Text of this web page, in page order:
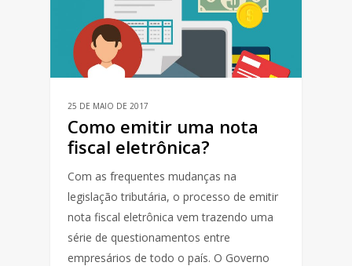
25 DE MAIO DE 2017
Como emitir uma nota
fiscal eletrônica?
Com as frequentes mudanças na
legislação tributária, o processo de emitir
nota fiscal eletrônica vem trazendo uma
série de questionamentos entre
empresários de todo o país. O Governo